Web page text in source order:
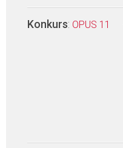
Konkurs: OPUS 11